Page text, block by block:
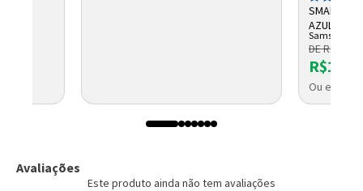
AZUL SM-
AZUL 4GB
Samsung
DE R$
Ou em até
Avaliações
Este produto ainda não tem avaliações